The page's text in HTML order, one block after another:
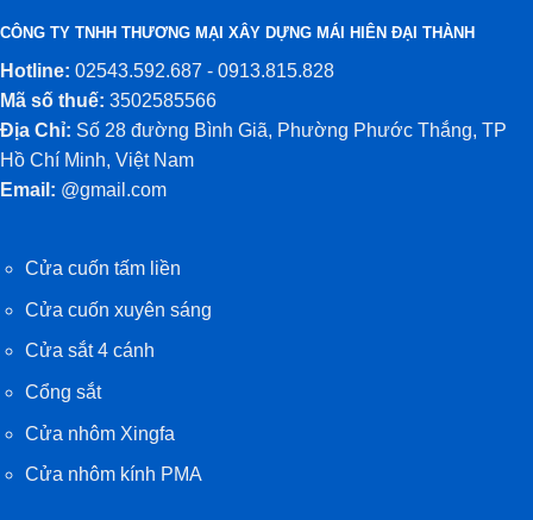
CÔNG TY TNHH THƯƠNG MẠI XÂY DỰNG MÁI HIÊN ĐẠI THÀNH
Hotline: 02543.592.687 - 0913.815.828
Mã số thuế: 3502585566
Địa Chỉ: Số 28 đường Bình Giã, Phường Phước Thắng, TP
Hồ Chí Minh, Việt Nam
Email: @gmail.com
Cửa cuốn tấm liền
Cửa cuốn xuyên sáng
Cửa sắt 4 cánh
Cổng sắt
Cửa nhôm Xingfa
Cửa nhôm kính PMA